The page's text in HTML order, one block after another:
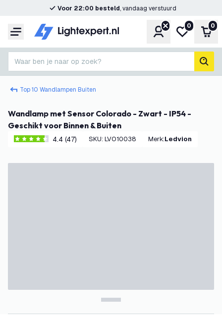
Voor 22:00 besteld, vandaag verstuurd
Menu Account
Mijn
0 0
Waar ben je naar op zoek?
Top 10 Wandlampen Buiten
Wandlamp met Sensor Colorado - Zwart - IP54 -
Geschikt voor Binnen & Buiten
4.4 score sterren
4.4 (47) SKU: LVO10038 Merk: Ledvion